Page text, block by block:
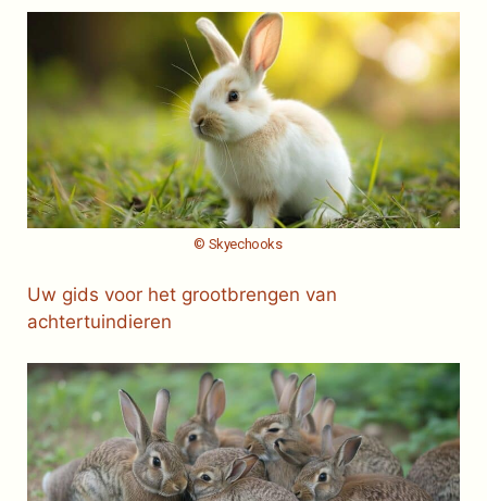
© Skyechooks
Uw gids voor het grootbrengen van
achtertuindieren